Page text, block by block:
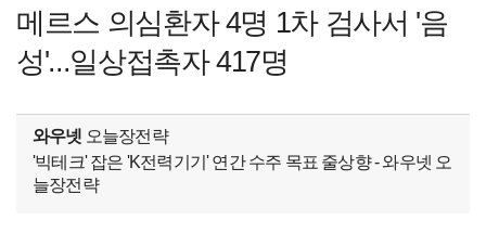
메르스 의심환자 4명 1차 검사서 '음
성'...일상접촉자 417명
와우넷 오늘장전략
'빅테크' 잡은 'K전력기기' 연간 수주 목표 줄상향 - 와우넷 오
늘장전략